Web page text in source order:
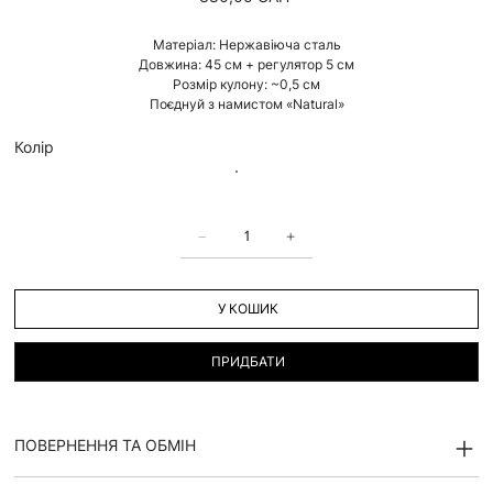
Матеріал: Нержавіюча сталь
Довжина: 45 см + регулятор 5 см
Розмір кулону: ~0,5 см
Поєднуй з намистом «Natural»
Колір
У КОШИК
ПРИДБАТИ
ПОВЕРНЕННЯ ТА ОБМІН